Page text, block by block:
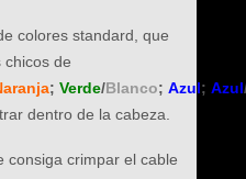
colores standard, que
chicos de
; Verde/Blanco; Azul; Azul
dentro de la cabeza.
consiga crimpar el cable